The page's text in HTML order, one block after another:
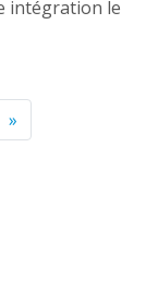
intégration le
»